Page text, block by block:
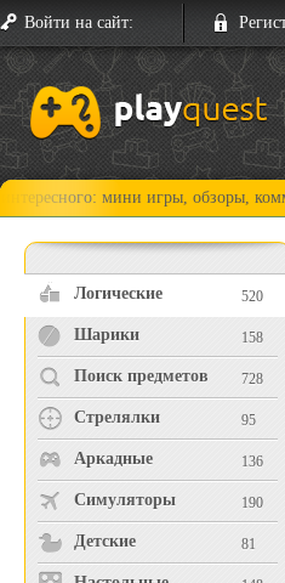
Войти на сайт:
мини игры, обзоры,
Логические 520
Шарики 158
Поиск предметов 728
Стрелялки 95
Аркадные 136
Симуляторы 190
Детские 81